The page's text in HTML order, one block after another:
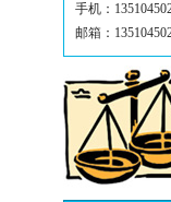
手机：
邮箱：